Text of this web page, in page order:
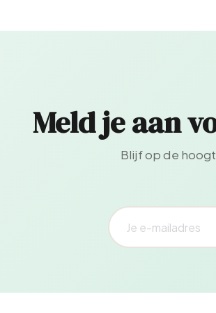
Meld je aan
Blijf op de